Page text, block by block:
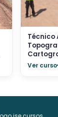
Técnico
Ver curso